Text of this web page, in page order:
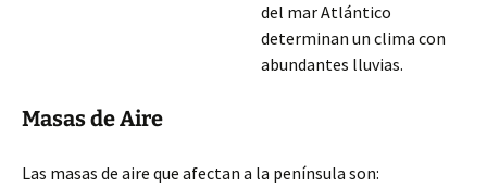
del mar Atlántico
determinan un clima con
abundantes lluvias.
Masas de Aire
Las masas de aire que afectan a la península son: